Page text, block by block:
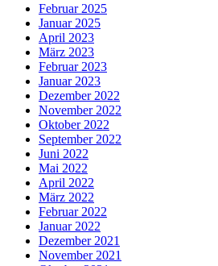
Februar 2025
Januar 2025
April 2023
März 2023
Februar 2023
Januar 2023
Dezember 2022
November 2022
Oktober 2022
September 2022
Juni 2022
Mai 2022
April 2022
März 2022
Februar 2022
Januar 2022
Dezember 2021
November 2021